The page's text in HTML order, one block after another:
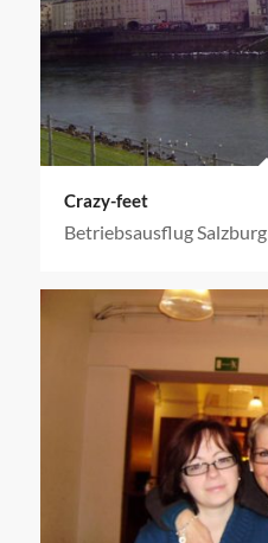
Crazy-feet
Betriebsausflug Salzburg